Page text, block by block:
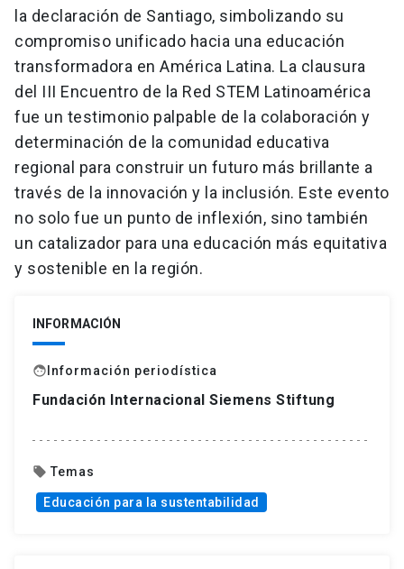
la declaración de Santiago, simbolizando su
compromiso unificado hacia una educación
transformadora en América Latina. La clausura
del III Encuentro de la Red STEM Latinoamérica
fue un testimonio palpable de la colaboración y
determinación de la comunidad educativa
regional para construir un futuro más brillante a
través de la innovación y la inclusión. Este evento
no solo fue un punto de inflexión, sino también
un catalizador para una educación más equitativa
y sostenible en la región.
INFORMACIÓN
faceInformación periodística
Fundación Internacional Siemens Stiftung
local_offer Temas
Educación para la sustentabilidad